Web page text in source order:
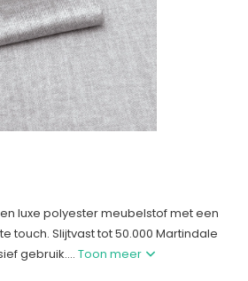
luxe polyester meubelstof met een
touch. Slijtvast tot 50.000 Martindale
gebruik....Toon meer